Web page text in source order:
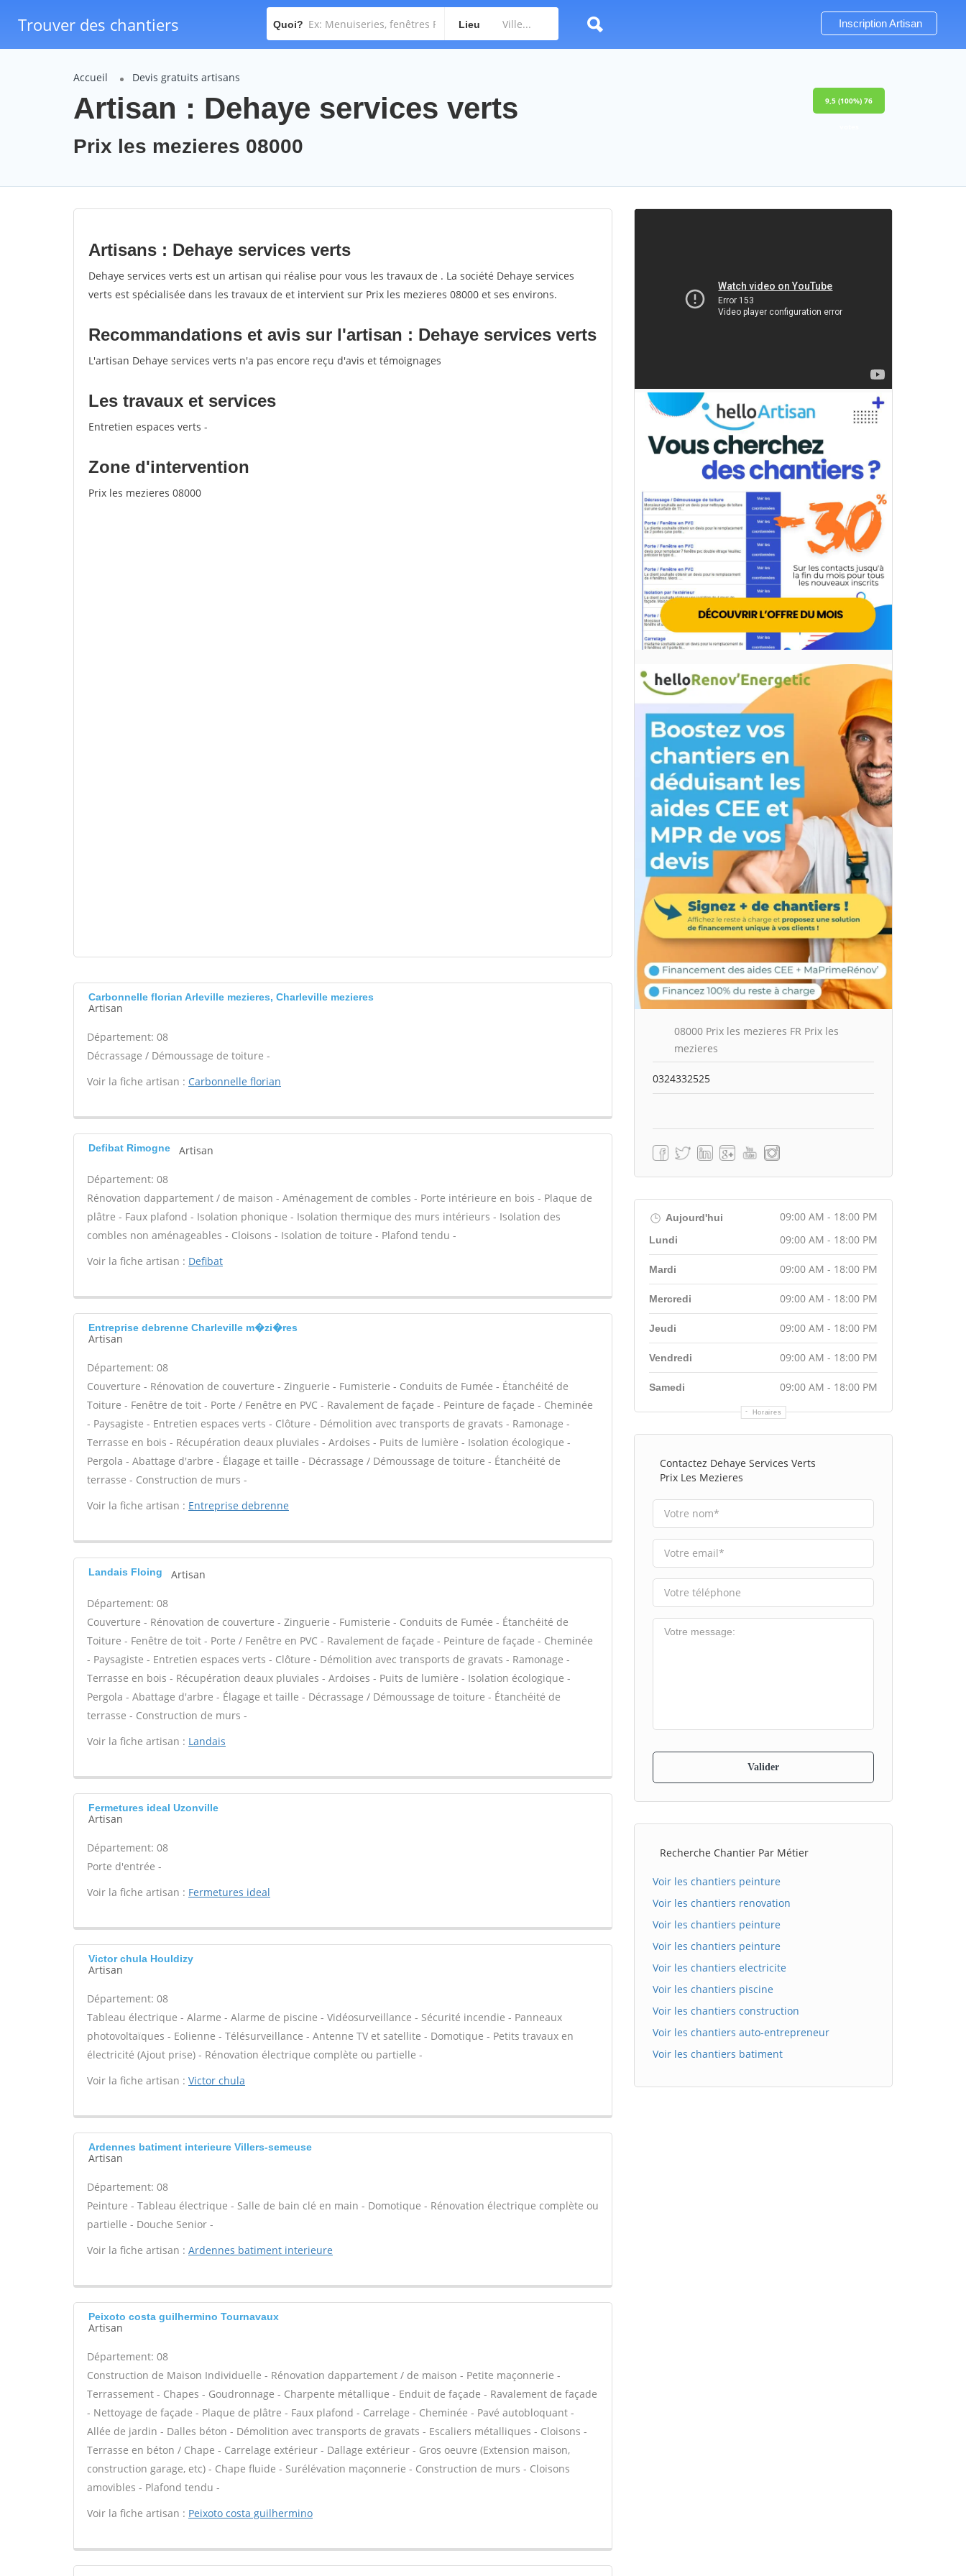
Trouver des chantiers Quoi? Lieu Inscription Artisan
Accueil Devis gratuits artisans
Artisan : Dehaye services verts
Prix les mezieres 08000
9,5 (100%) 76
Artisans : Dehaye services verts
Dehaye services verts est un artisan qui réalise pour vous les travaux de . La société Dehaye services
verts est spécialisée dans les travaux de et intervient sur Prix les mezieres 08000 et ses environs.
Recommandations et avis sur l'artisan : Dehaye services verts
L'artisan Dehaye services verts n'a pas encore reçu d'avis et témoignages
Les travaux et services
Entretien espaces verts -
Zone d'intervention
Prix les mezieres 08000
Carbonnelle florian Arleville mezieres, Charleville mezieres
Artisan
Département: 08
Décrassage / Démoussage de toiture -
Voir la fiche artisan : Carbonnelle florian
Defibat Rimogne Artisan
Département: 08
Rénovation dappartement / de maison - Aménagement de combles - Porte intérieure en bois - Plaque de
plâtre - Faux plafond - Isolation phonique - Isolation thermique des murs intérieurs - Isolation des
combles non aménageables - Cloisons - Isolation de toiture - Plafond tendu -
Voir la fiche artisan : Defibat
Entreprise debrenne Charleville m�zi�res
Artisan
Département: 08
Couverture - Rénovation de couverture - Zinguerie - Fumisterie - Conduits de Fumée - Étanchéité de
Toiture - Fenêtre de toit - Porte / Fenêtre en PVC - Ravalement de façade - Peinture de façade - Cheminée
- Paysagiste - Entretien espaces verts - Clôture - Démolition avec transports de gravats - Ramonage -
Terrasse en bois - Récupération deaux pluviales - Ardoises - Puits de lumière - Isolation écologique -
Pergola - Abattage d'arbre - Élagage et taille - Décrassage / Démoussage de toiture - Étanchéité de
terrasse - Construction de murs -
Voir la fiche artisan : Entreprise debrenne
Landais Floing Artisan
Département: 08
Couverture - Rénovation de couverture - Zinguerie - Fumisterie - Conduits de Fumée - Étanchéité de
Toiture - Fenêtre de toit - Porte / Fenêtre en PVC - Ravalement de façade - Peinture de façade - Cheminée
- Paysagiste - Entretien espaces verts - Clôture - Démolition avec transports de gravats - Ramonage -
Terrasse en bois - Récupération deaux pluviales - Ardoises - Puits de lumière - Isolation écologique -
Pergola - Abattage d'arbre - Élagage et taille - Décrassage / Démoussage de toiture - Étanchéité de
terrasse - Construction de murs -
Voir la fiche artisan : Landais
Fermetures ideal Uzonville
Artisan
Département: 08
Porte d'entrée -
Voir la fiche artisan : Fermetures ideal
Victor chula Houldizy
Artisan
Département: 08
Tableau électrique - Alarme - Alarme de piscine - Vidéosurveillance - Sécurité incendie - Panneaux
photovoltaïques - Eolienne - Télésurveillance - Antenne TV et satellite - Domotique - Petits travaux en
électricité (Ajout prise) - Rénovation électrique complète ou partielle -
Voir la fiche artisan : Victor chula
Ardennes batiment interieure Villers-semeuse
Artisan
Département: 08
Peinture - Tableau électrique - Salle de bain clé en main - Domotique - Rénovation électrique complète ou
partielle - Douche Senior -
Voir la fiche artisan : Ardennes batiment interieure
Peixoto costa guilhermino Tournavaux
Artisan
Département: 08
Construction de Maison Individuelle - Rénovation dappartement / de maison - Petite maçonnerie -
Terrassement - Chapes - Goudronnage - Charpente métallique - Enduit de façade - Ravalement de façade
- Nettoyage de façade - Plaque de plâtre - Faux plafond - Carrelage - Cheminée - Pavé autobloquant -
Allée de jardin - Dalles béton - Démolition avec transports de gravats - Escaliers métalliques - Cloisons -
Terrasse en béton / Chape - Carrelage extérieur - Dallage extérieur - Gros oeuvre (Extension maison,
construction garage, etc) - Chape fluide - Surélévation maçonnerie - Construction de murs - Cloisons
amovibles - Plafond tendu -
Voir la fiche artisan : Peixoto costa guilhermino
08000 Prix les mezieres FR Prix les
mezieres
0324332525
Aujourd'hui 09:00 AM - 18:00 PM
Horaires
Lundi 09:00 AM - 18:00 PM
Mardi 09:00 AM - 18:00 PM
Mercredi 09:00 AM - 18:00 PM
Jeudi 09:00 AM - 18:00 PM
Vendredi 09:00 AM - 18:00 PM
Samedi 09:00 AM - 18:00 PM
Contactez Dehaye Services Verts
Prix Les Mezieres
Recherche Chantier Par Métier
Voir les chantiers peinture
Voir les chantiers renovation
Voir les chantiers peinture
Voir les chantiers peinture
Voir les chantiers electricite
Voir les chantiers piscine
Voir les chantiers construction
Voir les chantiers auto-entrepreneur
Voir les chantiers batiment